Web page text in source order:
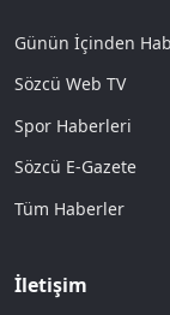
Günün İçinden
Sözcü Web TV
Spor Haberleri
Sözcü E-Gazete
Tüm Haberler
İletişim